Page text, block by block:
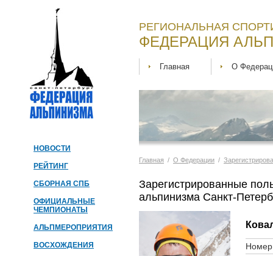
НОВОСТИ
РЕЙТИНГ
СБОРНАЯ СПБ
ОФИЦИАЛЬНЫЕ
ЧЕМПИОНАТЫ
АЛЬПМЕРОПРИЯТИЯ
ВОСХОЖДЕНИЯ
РЕГИОНАЛЬНАЯ
ФЕДЕРАЦИЯ
Главная О
Главная / О Федерации /
Зарегистрированные
альпинизма Санкт-
Номер